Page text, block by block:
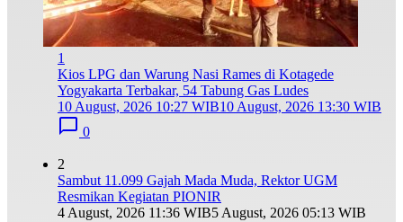
1
Kios LPG dan Warung Nasi Rames di Kotagede
Yogyakarta Terbakar, 54 Tabung Gas Ludes
10 August, 2026 10:27 WIB10 August, 2026 13:30 WIB
0
2
Sambut 11.099 Gajah Mada Muda, Rektor UGM
Resmikan Kegiatan PIONIR
4 August, 2026 11:36 WIB5 August, 2026 05:13 WIB